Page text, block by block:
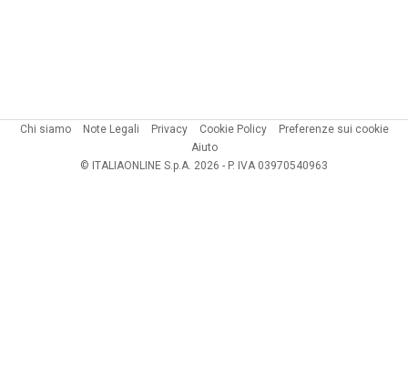
Chi siamo Note Legali Privacy Cookie Policy
Preferenze sui cookie
Aiuto
© ITALIAONLINE S.p.A. 2026 - P. IVA 03970540963